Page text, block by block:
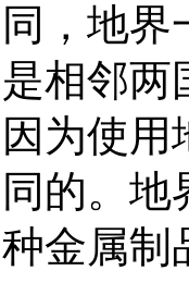
同，地
是相邻两
因为使
同的。
种金属制